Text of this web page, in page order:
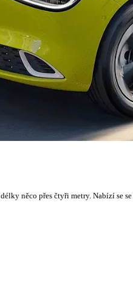
něco přes čtyři metry. Nabízí se